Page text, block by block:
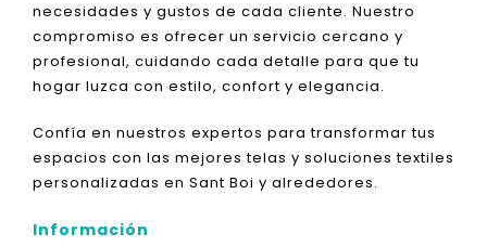
necesidades y gustos de cada cliente. Nuestro
compromiso es ofrecer un servicio cercano y
profesional, cuidando cada detalle para que tu
hogar luzca con estilo, confort y elegancia.
Confía en nuestros expertos para transformar tus
espacios con las mejores telas y soluciones textiles
personalizadas en Sant Boi y alrededores.
Información